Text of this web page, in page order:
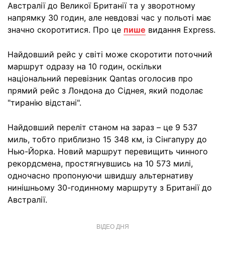
Австралії до Великої Британії та у зворотному
напрямку 30 годин, але невдовзі час у польоті має
значно скоротитися. Про це пише видання Express.
Найдовший рейс у світі може скоротити поточний
маршрут одразу на 10 годин, оскільки
національний перевізник Qantas оголосив про
прямий рейс з Лондона до Сіднея, який подолає
"тиранію відстані".
Найдовший переліт станом на зараз – це 9 537
миль, тобто приблизно 15 348 км, із Сінгапуру до
Нью-Йорка. Новий маршрут перевищить чинного
рекордсмена, простягнувшись на 10 573 милі,
одночасно пропонуючи швидшу альтернативу
нинішньому 30-годинному маршруту з Британії до
Австралії.
ВІДЕО ДНЯ